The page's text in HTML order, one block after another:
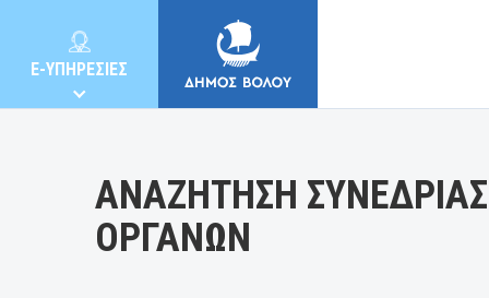
E-ΥΠΗΡΕΣΙΕΣ
ΑΝΑΖΗΤΗΣΗ
ΟΡΓΑΝΩΝ